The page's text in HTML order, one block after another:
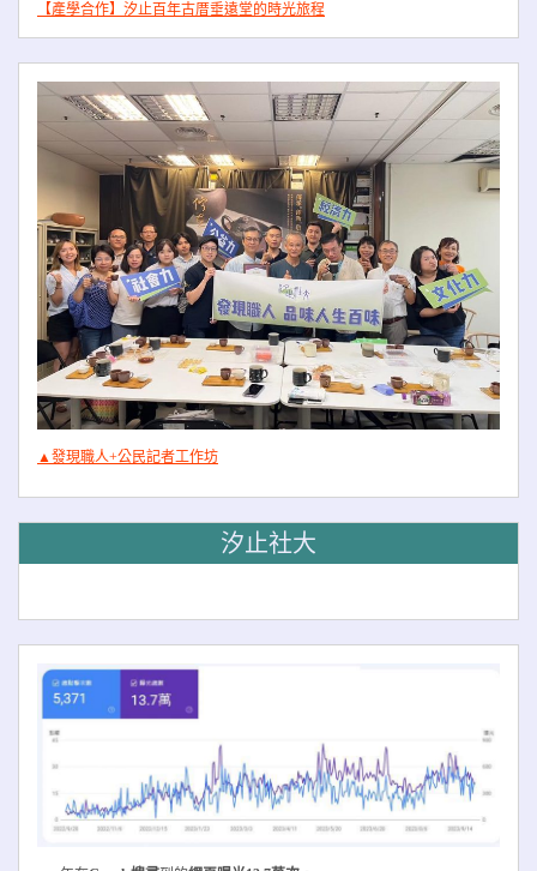
【產學合作】汐止百年古厝垂遠堂的時光旅程
▲發現職人+公民記者工作坊
汐止社大